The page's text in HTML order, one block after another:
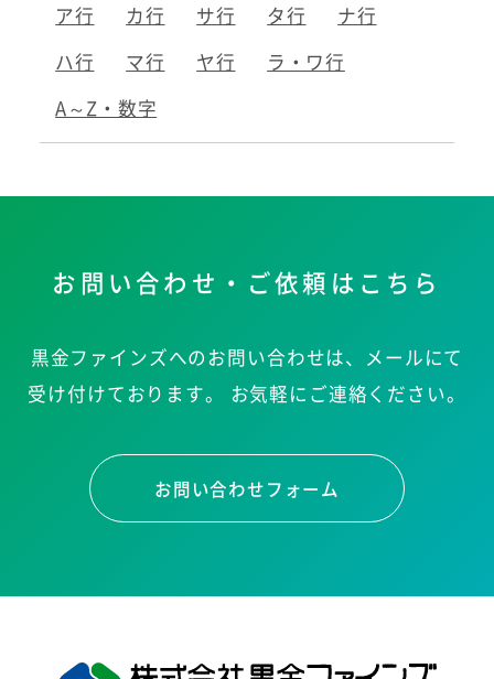
ア行 カ行 サ行 タ行
ナ行
ハ行
マ行 ヤ行
ラ・ワ行
A～Z・数字
お問い合わせ・ご依頼はこちら
黒金ファインズへのお問い合わせは、メールにて
受け付けております。
お気軽にご連絡ください。
お問い合わせフォーム